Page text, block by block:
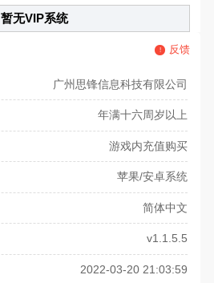
暂无VIP系统
反馈
广州思锋信息科技有限公司
年满十六周岁以上
游戏内充值购买
苹果/安卓系统
简体中文
v1.1.5.5
2022-03-20 21:03:59